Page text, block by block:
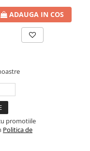
ADAUGA IN COS
promotiile
Politica de